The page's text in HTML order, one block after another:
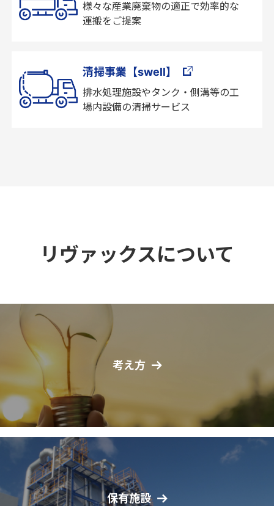
様々な産業廃棄物の適正で効率的な
運搬をご提案
清掃事業【swell】
排水処理施設やタンク・側溝等の工
場内設備の清掃サービス
リヴァックスについて
考え方
保有施設